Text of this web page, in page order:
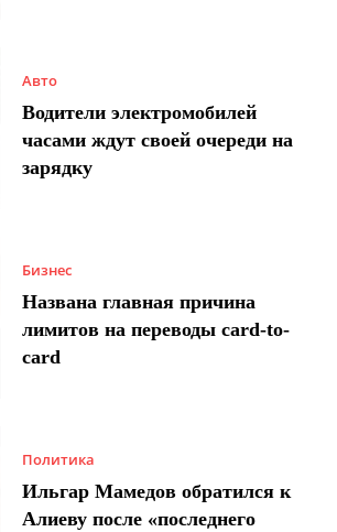
Авто
Водители электромобилей
часами ждут своей очереди на
зарядку
Бизнес
Названа главная причина
лимитов на переводы card-to-
card
Политика
Ильгар Мамедов обратился к
Алиеву после «последнего